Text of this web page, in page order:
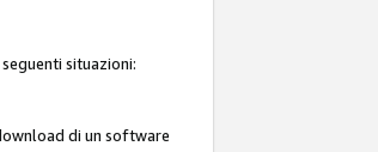
situazioni:
di un software